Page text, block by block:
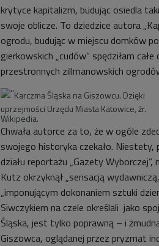
krytyce kapitalizm, budując osiedla
swoje oblicze. To dziedzice autora
ogrodu, budując w miejscu domków
gierkowskich „cudów” spędziłam
przestronnych zillmanowskich
Karczma Śląska na Giszowcu. Dzięki
uprzejmości Urzędu Miasta Katowice, źr.
Wikipedia.
Chwała autorce za to, że w ogóle
swojego historyka czekało.
działu reportażu „Gazety
Kutz okrzyknął „sensacją
„imponującym dokonaniem sztuki
Siwczykiem na czele określali jako
Śląska, jest tylko poprawną – i
Giszowca, oglądanej przez pryzmat